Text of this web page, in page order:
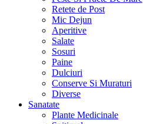
Retete de Post
Mic Dejun
Aperitive
Salate
Sosuri
Paine
Dulciuri
Conserve Si Muraturi
Diverse
Sanatate
Plante Medicinale